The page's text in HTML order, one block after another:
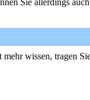
Sie allerdings
mehr wissen, tragen